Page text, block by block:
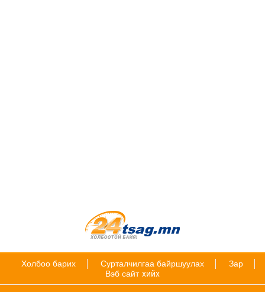
Холбоо барих Сурталчилгаа байршуулах
Зар
Вэб сайт хийх